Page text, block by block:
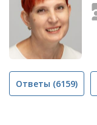
Ответы (6159)